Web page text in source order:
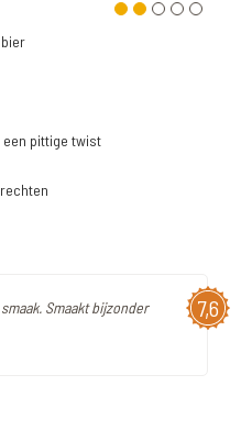
pittige twist
7,6
Smaakt bijzonder